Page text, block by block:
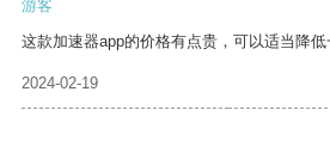
游客
这款加速器app的价格有点贵，可以适当降低
2024-02-19